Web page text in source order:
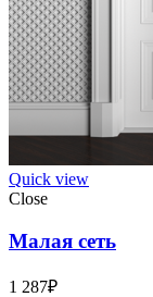
Quick view
Close
Малая сеть
1 287₽